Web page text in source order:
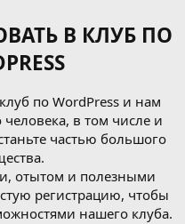
В КЛУБ ПО
по WordPress и нам
в том числе и
частью большого
отытом и полезными
регистрацию, чтобы
нашего клуба.